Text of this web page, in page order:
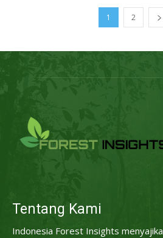
1 2
Tentang Kami
Indonesia Forest Insights